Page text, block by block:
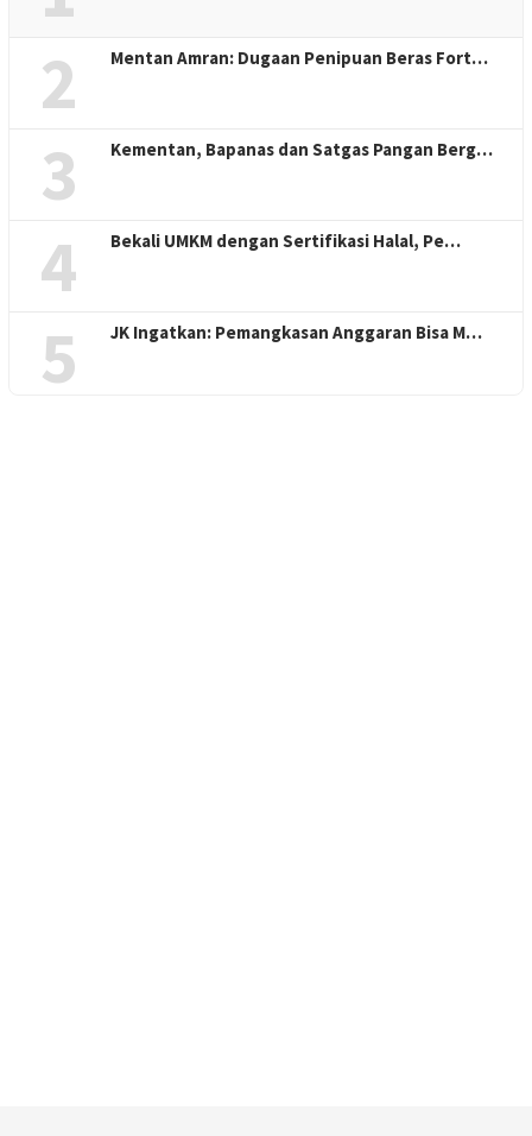
2 Mentan Amran: Dugaan Penipuan Beras Fort…
3 Kementan, Bapanas dan Satgas Pangan Berg…
4 Bekali UMKM dengan Sertifikasi Halal, Pe…
5 JK Ingatkan: Pemangkasan Anggaran Bisa M…